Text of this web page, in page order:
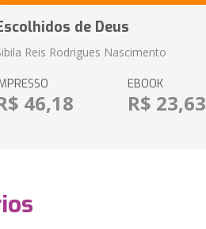
de Deus
Reis Rodrigues Nascimento
46,18
EBOOK
R$ 23,63